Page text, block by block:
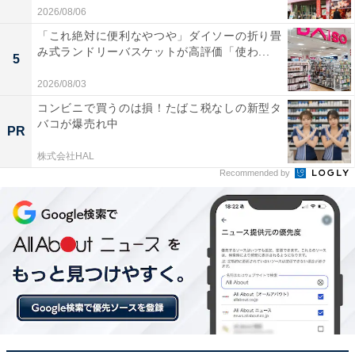
肌の洗い過ぎなどで皮膚のバリアが低下してしまい、刺
激物質が皮膚に侵入して、炎症を起こす
アレルギー性接触性皮膚炎
アレルギーを起こす物質が炎症を起こす
光接触皮膚炎（光毒性接触性皮膚炎、光アレルギー性接
触性皮膚炎）
ある物質が肌に塗られている状態で、太陽の光などの紫
外線が肌に当たると、炎症が起こる。紫外線が無い場合
には炎症は起こらない
全身性接触性皮膚炎・接触性皮膚炎症候群
同じアレルギーを起こす物質が繰り返し皮膚を刺激する
ことで、接触した範囲を超えて全身に湿疹が出現する
接触性じんましん
物質に接触した部分に蕁麻疹（じんましん）が起こる
2026/08/06
5
「これ絶対に便利なやつや」ダイソーの折り畳
み式ランドリーバスケットが高評価「使わ...
2026/08/03
PR
コンビニで買うのは損！たばこ税なしの新型タ
バコが爆売れ中
株式会社HAL
Recommended by